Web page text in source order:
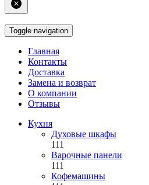
Toggle navigation
Главная
Контакты
Доставка
Замена и возврат
О компании
Отзывы
Кухня
Духовые шкафы
111
Варочные панели
111
Кофемашины